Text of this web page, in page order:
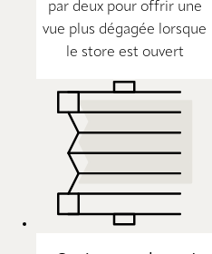
par deux pour offrir une
vue plus dégagée lorsque
le store est ouvert